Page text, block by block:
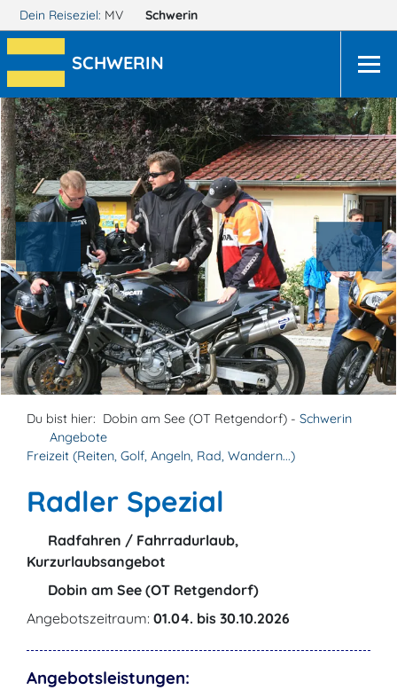
Dein Reiseziel: MV Schwerin
SCHWERIN
Du bist hier: Dobin am See (OT Retgendorf) - Schwerin
Angebote
Freizeit (Reiten, Golf, Angeln, Rad, Wandern...)
Radler Spezial
Radfahren / Fahrradurlaub,
Kurzurlaubsangebot
Dobin am See (OT Retgendorf)
Angebotszeitraum: 01.04. bis 30.10.2026
Angebotsleistungen: